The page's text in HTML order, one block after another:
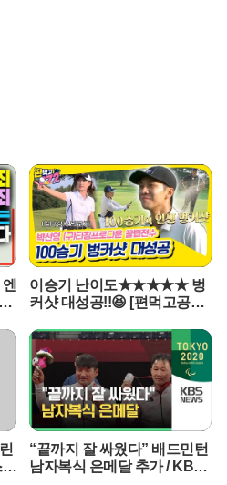
가 아닌 사용자의 취향을 완벽히 이
능동적으로 사용자의 업무를 돕고
전트를 지향한다.제품 디자인은 과거
아이브가 맡아 화제를 모으고 있다.
스타트업을 인수하며 애플 출신의
과정에서 고급 금속 소재의 마감 기
어지기도 했다. 애플은 자사의 영업
면, 오픈AI는 애플이 시도한 적 없는
를 창조하고 있다며 팽팽하게 맞서고
전략은 확연한 차이를 보인다. 애플
갖춘 홈 허브 출시를 준비 중이며, 로
년 이후에나 선보일 것으로 예상된
음성과 움직임에 집중한 휴대용 기
략하고 있다. 전문가들은 오픈AI의 이
전혀 다른 사용자 경험을 제공함
바꿀 수 있을지 주목하고 있다.오픈AI
GPT 생태계를 현실 세계로 확장하
이승기 난이도★★★★★ 벙
커샷 대성공!!😆 [편먹고공치
타
“끝까지 잘 싸웠다” 배드민턴
남자복식 은메달 추가 / KBS